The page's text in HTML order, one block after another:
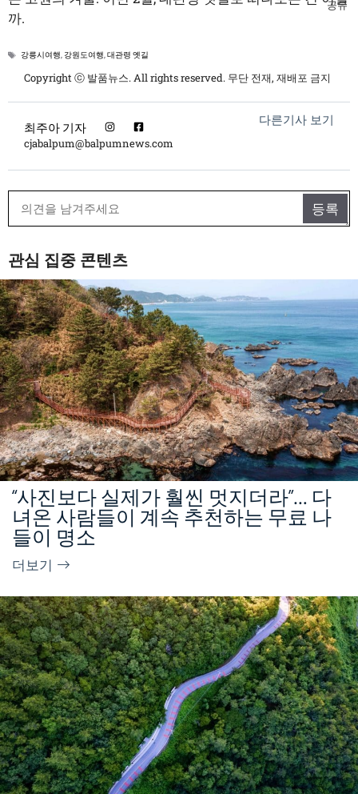
까.
공유
태
강릉시여행, 강원도여행,대관령 옛길
Copyright ⓒ 발품뉴스. All rights reserved. 무단 전재, 재배포 금지
최주아 기자
cjabalpum@balpumnews.com
다른기사 보기
관심 집중 콘텐츠
“사진보다 실제가 훨씬 멋지더라”… 다
녀온 사람들이 계속 추천하는 무료 나
들이 명소
더보기